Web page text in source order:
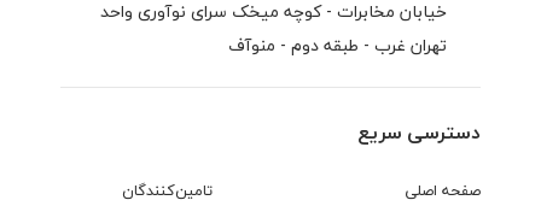
خیابان مخابرات - کوچه میخک سرای نوآوری واحد
تهران غرب - طبقه دوم - منوآف
دسترسی سریع
صفحه اصلی
تامین‌کنندگان